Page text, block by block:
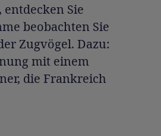
Sie
beobachten Sie
Zugvögel. Dazu:
mit einem
die Frankreich